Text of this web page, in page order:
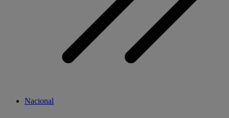
Nacional